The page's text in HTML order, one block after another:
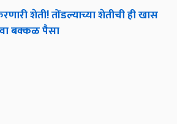
शेती! तोंडल्याच्या शेतीची ही खास
बक्कळ पैसा